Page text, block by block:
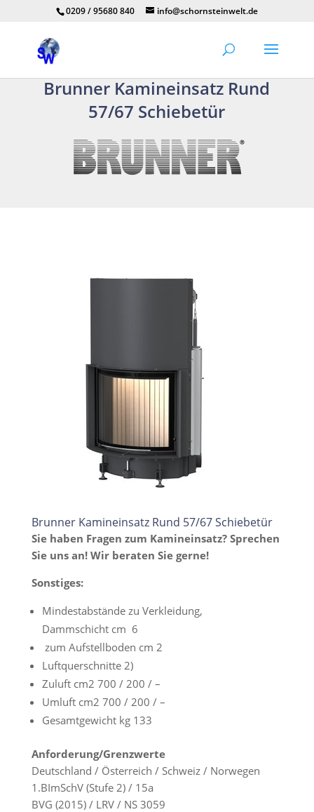
0209 / 95680 840 info@schornsteinwelt.de
Brunner Kamineinsatz Rund
57/67 Schiebetür
Brunner Kamineinsatz Rund 57/67 Schiebetür
Sie haben Fragen zum Kamineinsatz? Sprechen
Sie uns an! Wir beraten Sie gerne!
Sonstiges:
Mindestabstände zu Verkleidung,
Dammschicht cm 6
zum Aufstellboden cm 2
Luftquerschnitte 2)
Zuluft cm2 700 / 200 / –
Umluft cm2 700 / 200 / –
Gesamtgewicht kg 133
Anforderung/Grenzwerte
Deutschland / Österreich / Schweiz / Norwegen
1.BImSchV (Stufe 2) / 15a
BVG (2015) / LRV / NS 3059